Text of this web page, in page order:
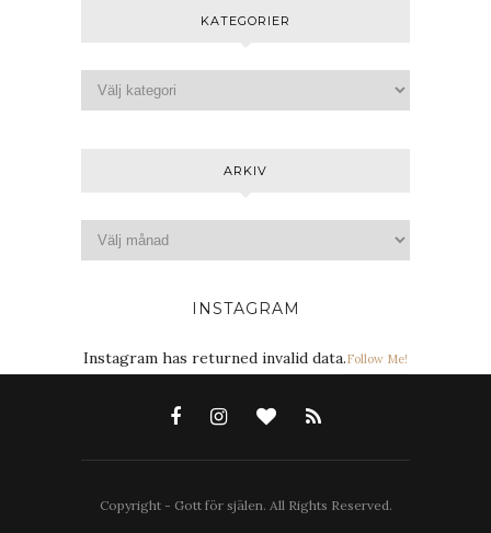
KATEGORIER
ARKIV
INSTAGRAM
Instagram has returned invalid data.Follow Me!
Copyright - Gott för själen. All Rights Reserved.